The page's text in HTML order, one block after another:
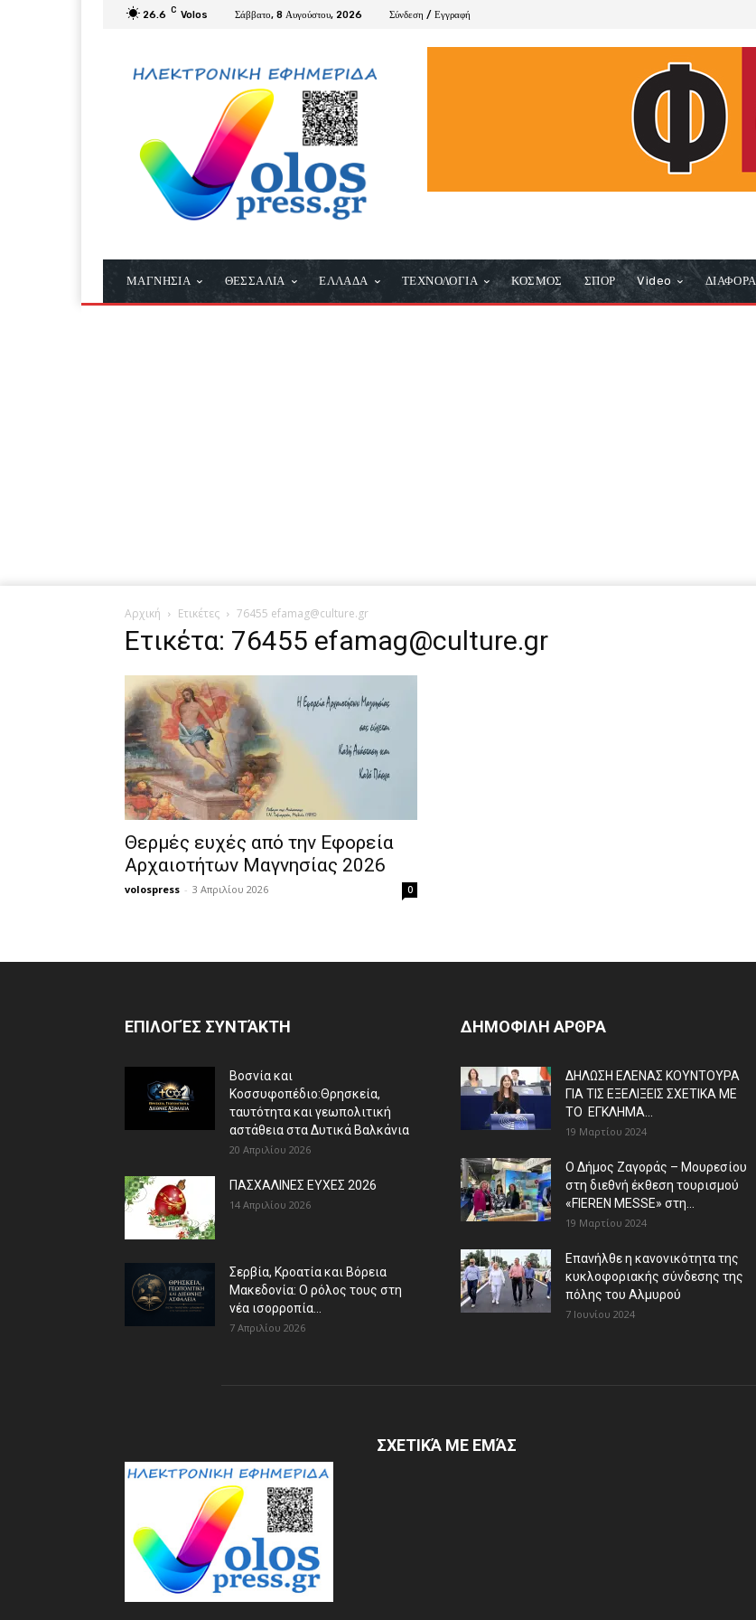
26.6 C Volos Σάββατο, 8 Αυγούστου, 2026 Σύνδεση / Εγγραφή
ΜΑΓΝΗΣΙΑ ΘΕΣΣΑΛΙΑ ΕΛΛΑΔΑ ΤΕΧΝΟΛΟΓΙΑ ΚΟΣΜΟΣ ΣΠΟΡ Video ΔΙΑΦΟΡΑ
Αρχική Ετικέτες 76455 efamag@culture.gr
Ετικέτα: 76455 efamag@culture.gr
Θερμές ευχές από την Εφορεία
Αρχαιοτήτων Μαγνησίας 2026
volospress - 3 Απριλίου 2026 0
ΕΠΙΛΟΓΈΣ ΣΥΝΤΆΚΤΗ
Βοσνία και
Κοσσυφοπέδιο:Θρησκεία,
ταυτότητα και γεωπολιτική
αστάθεια στα Δυτικά Βαλκάνια
20 Απριλίου 2026
ΠΑΣΧΑΛΙΝΕΣ ΕΥΧΕΣ 2026
14 Απριλίου 2026
Σερβία, Κροατία και Βόρεια
Μακεδονία: Ο ρόλος τους στη
νέα ισορροπία...
7 Απριλίου 2026
ΔΗΜΟΦΙΛΗ ΑΡΘΡΑ
ΔΗΛΩΣΗ ΕΛΕΝΑΣ ΚΟΥΝΤΟΥΡΑ
ΓΙΑ ΤΙΣ ΕΞΕΛΙΞΕΙΣ ΣΧΕΤΙΚΑ ΜΕ
ΤΟ ΕΓΚΛΗΜΑ...
19 Μαρτίου 2024
Ο Δήμος Ζαγοράς – Μουρεσίου
στη διεθνή έκθεση τουρισμού
«FIEREN MESSE» στη...
19 Μαρτίου 2024
Επανήλθε η κανονικότητα της
κυκλοφοριακής σύνδεσης της
πόλης του Αλμυρού
7 Ιουνίου 2024
ΣΧΕΤΙΚΆ ΜΕ ΕΜΆΣ